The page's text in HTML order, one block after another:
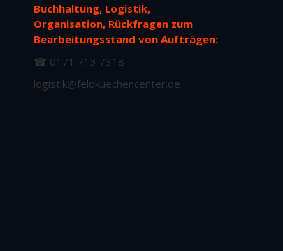
Buchhaltung, Logistik,
Organisation, Rückfragen zum
Bearbeitungsstand von Aufträgen:
☎ 0171 713 7318
logistik@feldkuechencenter.de